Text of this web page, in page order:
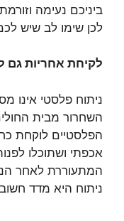
ביניכם נעימה
לכן שימו לב שיש
לקיחת אחריות גם
ניתוח פלסטי אינו
השחרור מבית
הפלסטיים לוקחת
אכפתי ושתוכלו
המתעוררת לאחר
ניתוח היא מדד